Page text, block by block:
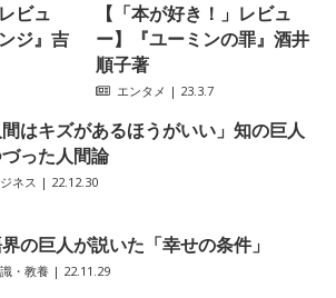
ビュ
ジ』吉
【「本が好き！」レビュ
ー】『ユーミンの罪』酒井
順子著
エンタメ | 23.3.7
間はキズがあるほうがいい」知の巨人
った人間論
ネス | 22.12.30
の巨人が説いた「幸せの条件」
・教養 | 22.11.29